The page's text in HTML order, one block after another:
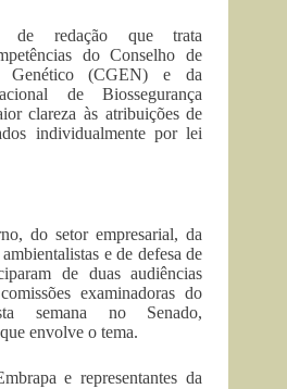
de redação que trata
do Conselho de
Genético (CGEN) e da
de Biossegurança
clareza às atribuições de
individualmente por lei
do setor empresarial, da
e de defesa de
de duas audiências
examinadoras do
semana no Senado,
envolve o tema.
e representantes da